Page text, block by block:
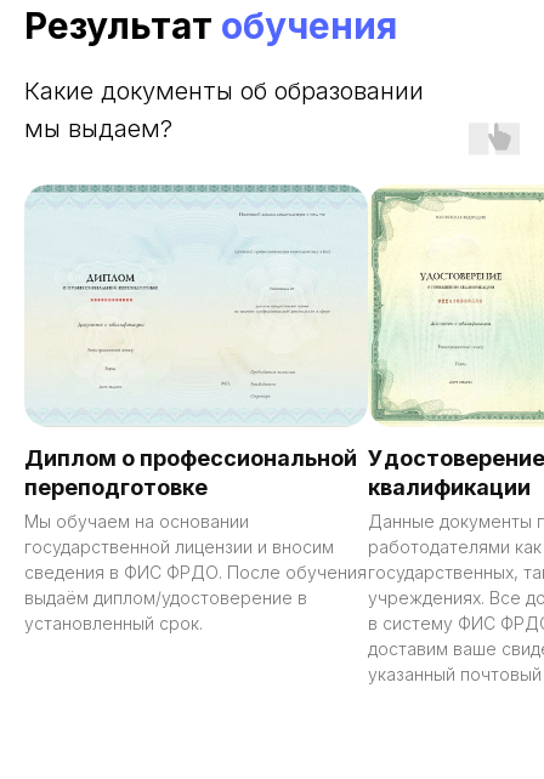
Результат обучения
Какие документы об образовании
мы выдаем?
Диплом о профессиональной
переподготовке
Мы обучаем на основании
государственной лицензии и вносим
сведения в ФИС ФРДО. После обучения
выдаём диплом/удостоверение в
установленный срок.
квалификации
Данные документы
работодателями
государственных,
учреждениях. Все
в систему ФИС
доставим ваше
указанный